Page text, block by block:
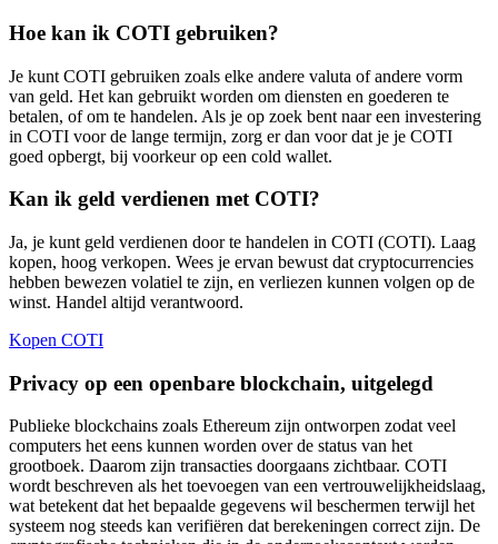
Hoe kan ik COTI gebruiken?
Je kunt COTI gebruiken zoals elke andere valuta of andere vorm
van geld. Het kan gebruikt worden om diensten en goederen te
betalen, of om te handelen. Als je op zoek bent naar een investering
in COTI voor de lange termijn, zorg er dan voor dat je je COTI
goed opbergt, bij voorkeur op een cold wallet.
Kan ik geld verdienen met COTI?
Ja, je kunt geld verdienen door te handelen in COTI (COTI). Laag
kopen, hoog verkopen. Wees je ervan bewust dat cryptocurrencies
hebben bewezen volatiel te zijn, en verliezen kunnen volgen op de
winst. Handel altijd verantwoord.
Kopen COTI
Privacy op een openbare blockchain, uitgelegd
Publieke blockchains zoals Ethereum zijn ontworpen zodat veel
computers het eens kunnen worden over de status van het
grootboek. Daarom zijn transacties doorgaans zichtbaar. COTI
wordt beschreven als het toevoegen van een vertrouwelijkheidslaag,
wat betekent dat het bepaalde gegevens wil beschermen terwijl het
systeem nog steeds kan verifiëren dat berekeningen correct zijn. De